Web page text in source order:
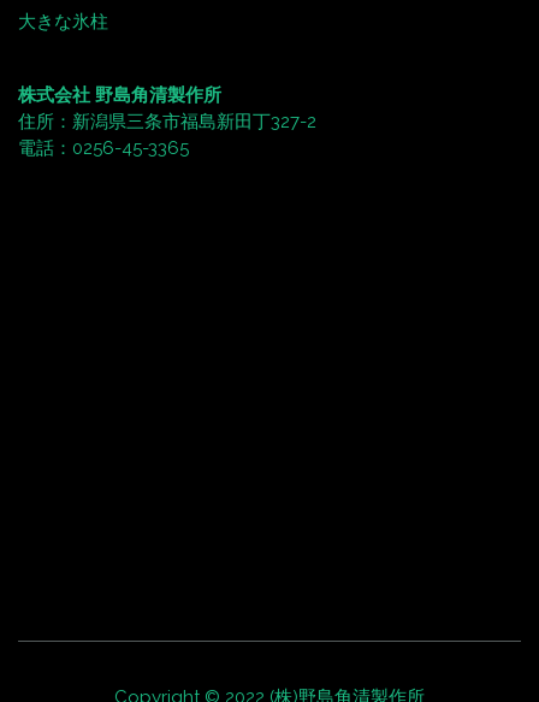
大きな氷柱
株式会社 野島角清製作所
住所：新潟県三条市福島新田丁327-2
電話：0256-45-3365
Copyright © 2022 (株)野島角清製作所